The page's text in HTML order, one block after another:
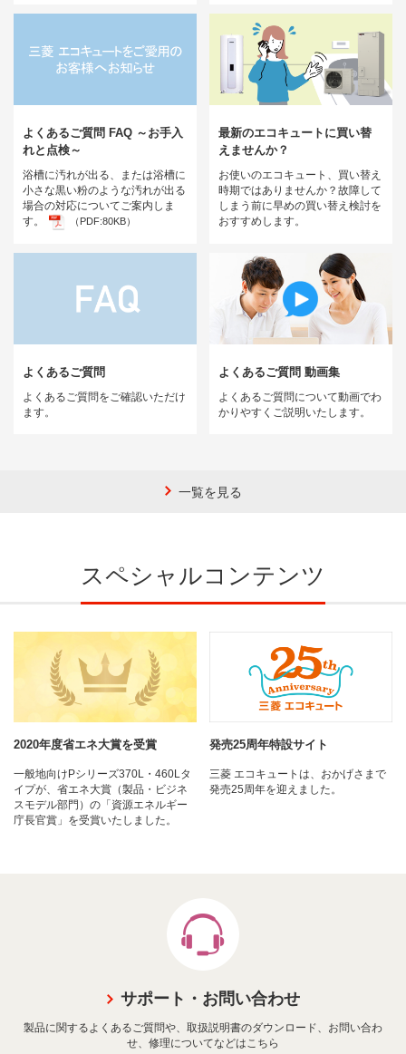
よくあるご質問 FAQ ～お手入
れと点検～
浴槽に汚れが出る、または浴槽に
小さな黒い粉のような汚れが出る
場合の対応についてご案内しま
す。
（PDF:80KB）
最新のエコキュートに買い替
えませんか？
お使いのエコキュート、買い替え
時期ではありませんか？故障して
しまう前に早めの買い替え検討を
おすすめします。
よくあるご質問
よくあるご質問をご確認いただけ
ます。
よくあるご質問 動画集
よくあるご質問について動画でわ
かりやすくご説明いたします。
一覧を見る
スペシャルコンテンツ
2020年度省エネ大賞を受賞
一般地向けPシリーズ370L・460Lタ
イプが、省エネ大賞（製品・ビジネ
スモデル部門）の「資源エネルギー
庁長官賞」を受賞いたしました。
発売25周年特設サイト
三菱 エコキュートは、おかげさまで
発売25周年を迎えました。
サポート・お問い合わせ
製品に関するよくあるご質問や、取扱説明書のダウンロード、お問い合わ
せ、修理についてなどはこちら